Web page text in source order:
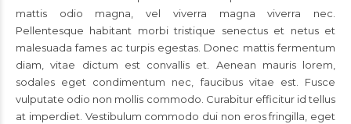
mattis odio magna, vel viverra magna viverra nec.
Pellentesque habitant morbi tristique senectus et netus et
malesuada fames ac turpis egestas. Donec mattis fermentum
diam, vitae dictum est convallis et. Aenean mauris lorem,
sodales eget condimentum nec, faucibus vitae est. Fusce
vulputate odio non mollis commodo. Curabitur efficitur id tellus
at imperdiet. Vestibulum commodo dui non eros fringilla, eget